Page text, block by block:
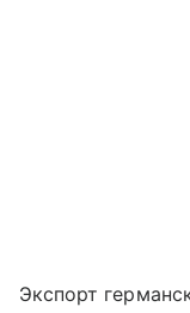
Экспорт